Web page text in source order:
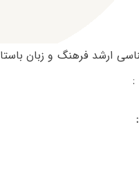
ارشد فرهنگ و زبان
: